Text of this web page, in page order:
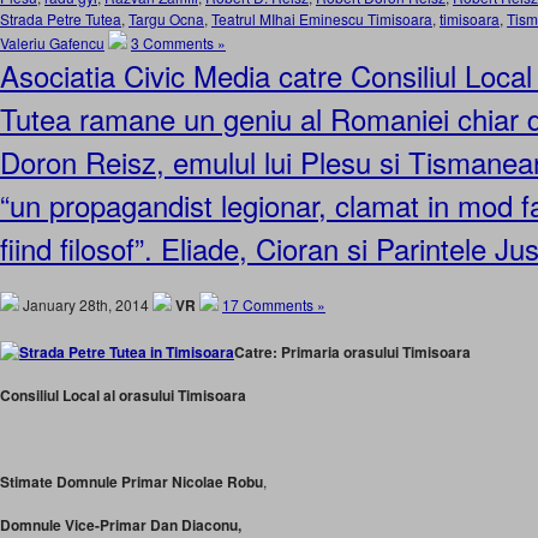
Strada Petre Tutea, Targu Ocna, Teatrul MIhai Eminescu Timisoara, timisoara,
Valeriu Gafencu
3 Comments »
Asociatia Civic Media catre Consiliul
Tutea ramane un geniu al Romaniei chiar
Doron Reisz, emulul lui Plesu si
“un propagandist legionar, clamat in mod
fiind filosof”. Eliade, Cioran si Parintele
January 28th, 2014 VR 17 Comments »
Catre: Primaria orasului Timisoara
Consiliul Local al orasului Timisoara
Stimate Domnule Primar Nicolae Robu,
Domnule Vice-Primar Dan Diaconu,